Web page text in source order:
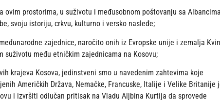
ovim prostorima, u suživotu i međusobnom poštovanju sa
svoju istoriju, crkvu, kulturno i versko nasleđe;
zajednice, naročito onih iz Evropske unije i zemalja
među etničkim zajednicama na Kosovu;
krajeva Kosova, jedinstveni smo u navedenim zahtevima koje
Američkih Država, Nemačke, Francuske, Italije i Velike Britanije
i izvršiti odlučan pritisak na Vladu Aljbina Kurtija da sprovede